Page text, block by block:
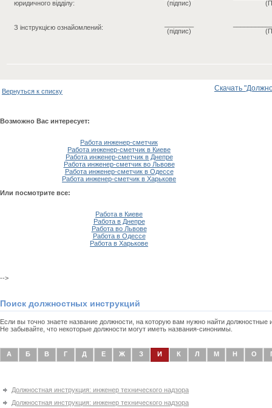
юридичного відділу:
(підпис)
З інструкцією ознайомлений:
(підпис)
Вернуться к списку Скачать
Возможно Вас интересует:
Работа инженер-сметчик
Работа инженер-сметчик в Киеве
Работа инженер-сметчик в Днепре
Работа инженер-сметчик во Львове
Работа инженер-сметчик в Одессе
Работа инженер-сметчик в Харькове
Или посмотрите все:
Работа в Киеве
Работа в Днепре
Работа во Львове
Работа в Одессе
Работа в Харькове
-->
Поиск должностных инструкций
Если вы точно знаете название должности, на которую вам нужно найти
Не забывайте, что некоторые должности могут иметь названия-синонимы.
А Б В Г Д Е Ж З И К Л М Н О
Должностная инструкция: инженер технического надзора
Должностная инструкция: инженер технического надзора